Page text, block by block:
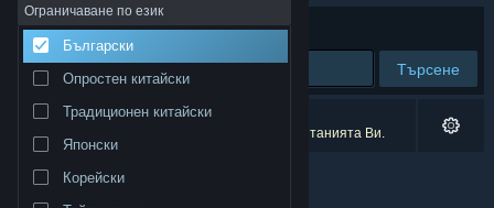
Поддръжка
Смяна на езика
Ограничаване по език
Български
Опростен китайски
Традиционен китайски
Японски
Корейски
Сортиране по Съответстване
Търсене
0 резултата съответстват на търсенето Ви.
1 заглавие беше изключено спрямо предпочитанията Ви.